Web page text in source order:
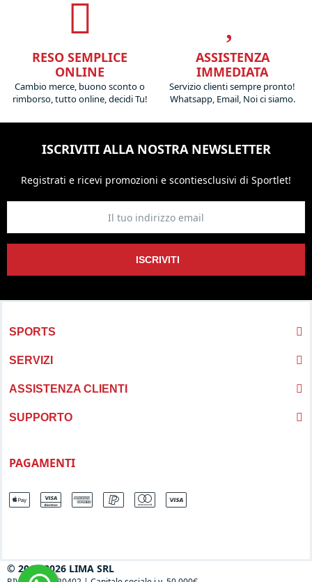
RESO SEMPLICE
ONLINE
Cambio merce, buono sconto o
rimborso, tutto online, decidi Tu!
ASSISTENZA
IMMEDIATA
Servizio clienti sempre pronto!
Whatsapp, Email, Noi ci siamo.
ISCRIVITI ALLA NOSTRA NEWSLETTER
Registrati e ricevi promozioni e scontiesclusivi di Sportlet!
ISCRIVITI
SPORTS
SERVIZI
ASSISTENZA CLIENTI
SUPPORTO
PAGAMENTI
© 2013-2026 LIMA SRL